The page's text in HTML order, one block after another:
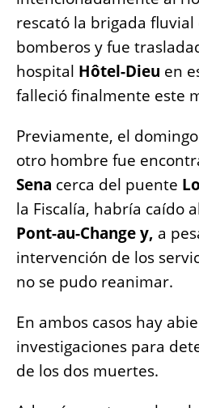
rescató la brigada
bomberos y fue
hospital Hôtel-Dieu en
falleció finalmente este
Previamente, el
otro hombre fue
Sena cerca del puente
la Fiscalía, habría caído
Pont-au-Change y, a
intervención de los
no se pudo reanimar.
En ambos casos hay
investigaciones para
de los dos muertes.